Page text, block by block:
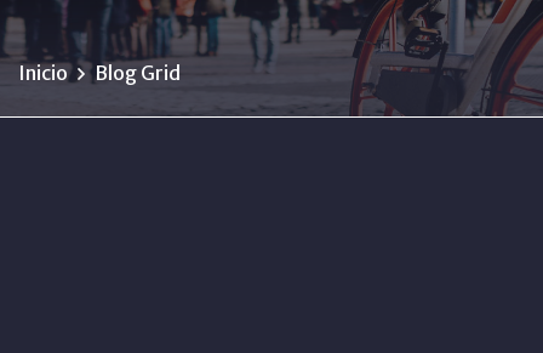
Inicio Blog Grid